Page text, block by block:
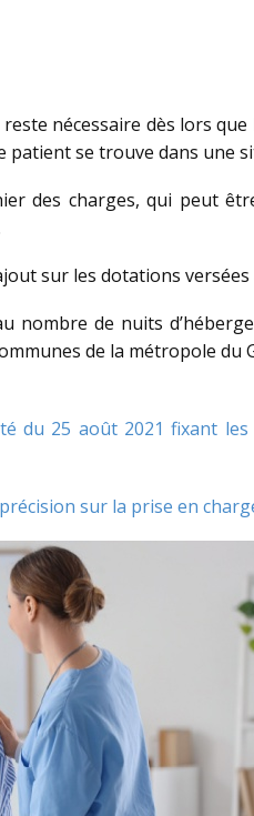
nécessaire dès lors
patient se trouve dans une
des charges, qui peut
sur les dotations
nombre de nuits
de la métropole du
du 25 août 2021 fixant
sur la prise en